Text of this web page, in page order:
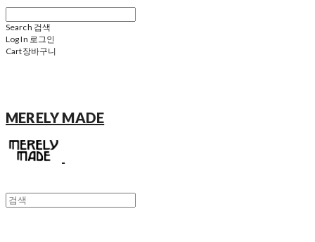
Search 검색
Log In 로그인
Cart장바구니
MERELY MADE